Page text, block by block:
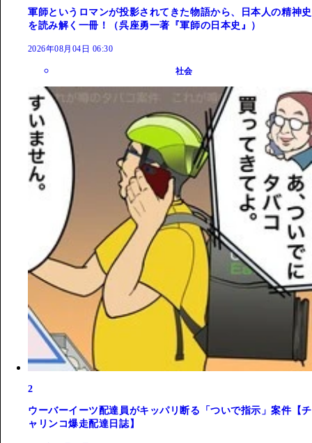
軍師というロマンが投影されてきた物語から、日本人の精神史
を読み解く一冊！（呉座勇一著『軍師の日本史』）
2026年08月04日 06:30
社会
2
ウーバーイーツ配達員がキッパリ断る「ついで指示」案件【チ
ャリンコ爆走配達日誌】